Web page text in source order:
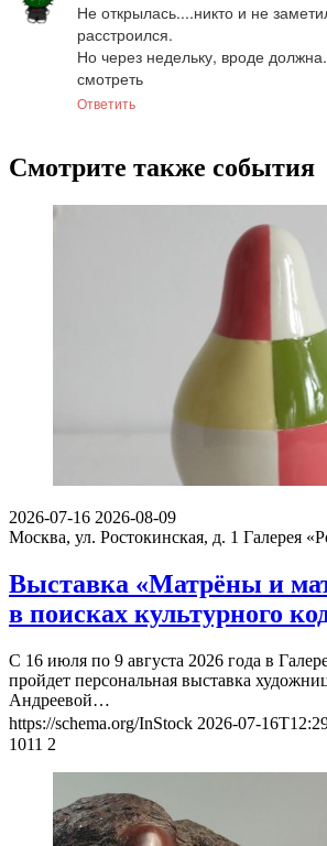
Не открылась....никто и не
расстроился.
Но через недельку, вроде
смотреть
Ответить
Смотрите также события
2026-07-16 2026-08-09
Москва, ул. Ростокинская, д. 1 Галерея
Выставка «Матрёны и
в поисках культурного
С 16 июля по 9 августа 2026 года в
пройдет персональная выставка
Андреевой…
https://schema.org/InStock 2026-07-
1011 2